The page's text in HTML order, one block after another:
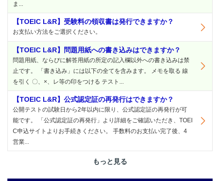
ま...
【TOEIC L&R】受験料の領収書は発行できますか？
お支払い方法をご選択ください。
【TOEIC L&R】問題用紙への書き込みはできますか？
問題用紙、ならびに解答用紙の所定の記入欄以外への書き込みは禁
止です。 「書き込み」には以下の全てを含みます。 メモを取る 線
を引く 〇、×、レ等の印をつける テスト...
【TOEIC L&R】公式認定証の再発行はできますか？
公開テストの試験日から2年以内に限り、公式認定証の再発行が可
能です。 「公式認定証の再発行」より詳細をご確認いただき、TOEI
C申込サイトよりお手続きください。 手数料のお支払い完了後、4
営業...
もっと見る